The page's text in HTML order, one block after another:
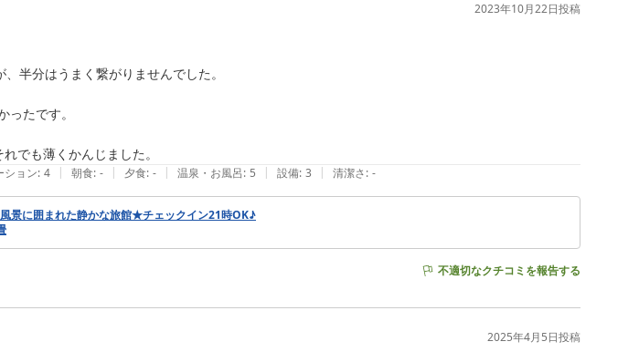
2023年10月22日投稿
半分はうまく繋がりませんでした。
たです。
でも薄くかんじました。
ション: 4 | 朝食: - | 夕食: - | 温泉・お風呂: 5 | 設備: 3 | 清潔さ: -
風景に囲まれた静かな旅館★チェックイン21時OK♪
不適切なクチコミを報告する
2025年4月5日投稿